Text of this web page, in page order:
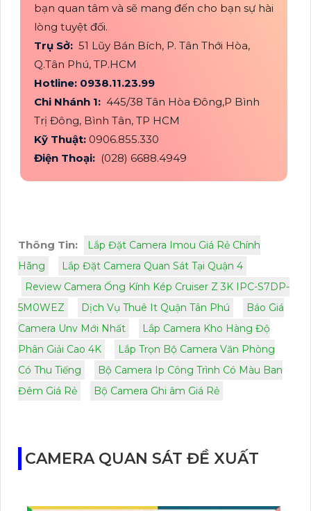
bạn quan tâm và sẽ mang đến cho bạn sự hài
lòng tuyệt đối.
Trụ Sở: 51 Lũy Bán Bích, P. Tân Thới Hòa,
Q.Tân Phú, TP.HCM
Hotline: 0938.11.23.99
Chi Nhánh 1: 445/38 Tân Hòa Đông,P Bình
Trị Đông, Bình Tân, TP HCM
Kỹ Thuật: 0906.855.330
Điện Thoại: (028) 6688.4949
Thông Tin:
Lắp Đặt Camera Imou Giá Rẻ Chính
Hãng
Lắp Đặt Camera Quan Sát Tại Quận 4
Review Camera Ống Kính Kép Cruiser Z 3K IPC-S7DP-
5M0WEZ
Dịch Vụ Thuê It Quận Tân Phú
Báo Giá
Camera Unv Mới Nhất
Lắp Camera Kho Hàng Độ
Phân Giải Cao 4K
Lắp Trọn Bộ Camera Văn Phòng
Có Thu Tiếng
Bộ Camera Ip Công Trình Có Màu Ban
Đêm Giá Rẻ
Bộ Camera Ghi âm Giá Rẻ
CAMERA QUAN SÁT ĐỀ XUẤT